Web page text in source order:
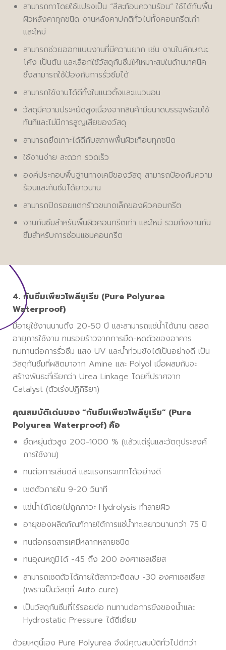
สามารถทาโดยใช้แปรงเป็น “สีสะท้อนความร้อน” ใช้ได้กับพื้น
ผิวหลังคาทุกชนิด งานหลังคาปกติทั่วไปทั้งคอนกรีตเก่า
และใหม่
สามารถช่วยออกแบบงานที่มีความยาก เช่น งานในลักษณะ
โค้ง เป็นต้น และเลือกใช้วัสดุกันซึมให้เหมาะสมในด้านเทคนิค
ซึ่งสามารถใช้ป้องกันการรั่วซึมได้
สามารถใช้งานได้ดีทั้งในแนวตั้งและแนวนอน
วัสดุมีความประหยัดสูงเนื่องจากสินค้ามีขนาดบรรจุพร้อมใช้
ทันทีและไม่มีการสูญเสียของวัสดุ
สามารถยึดเกาะได้ดีกับสภาพพื้นผิวเกือบทุกชนิด
ใช้งานง่าย สะดวก รวดเร็ว
องค์ประกอบพื้นฐานทางเคมีของวัสดุ สามารถป้องกันความ
ร้อนและกันซึมได้ยาวนาน
สามารถปิดรอยแตกร้าวขนาดเล็กของผิวคอนกรีต
งานกันซึมสําหรับพื้นผิวคอนกรีตเก่า และใหม่ รวมถึงงานกัน
ซึมสำหรับการซ่อมแซมคอนกรีต
4. กันซึมเพียวโพลียูเรีย (Pure Polyurea
Waterproof)
มีอายุใช้งานนานถึง 20-50 ปี และสามารถแช่น้ำได้นาน ตลอด
อายุการใช้งาน ทนรอยร้าวจากการยืด-หดตัวของอาคาร
ทนทานต่อการรั่วซึม แสง UV และน้ำท่วมขังได้เป็นอย่างดี เป็น
วัสดุกันซึมที่ผลิตมาจาก Amine และ Polyol เมื่อผสมกันจะ
สร้างพันธะที่เรียกว่า Urea Linkage โดยที่ปราศจาก
Catalyst (ตัวเร่งปฎิกิริยา)
คุณสมบัติเด่นของ “กันซึมเพียวโพลียูเรีย” (Pure
Polyurea Waterproof) คือ
ยืดหยุ่นตัวสูง 200-1000 % (แล้วแต่รุ่นและวัตถุประสงค์
การใช้งาน)
ทนต่อการเสียดสี และแรงกระแทกได้อย่างดี
เซตตัวภายใน 9-20 วินาที
แช่น้ำได้โดยไม่ถูกภาวะ Hydrolysis ทำลายผิว
อายุของผลิตภัณฑ์ภายใต้การแช่น้ำทะเลยาวนานกว่า 75 ปี
ทนต่อกรดสารเคมีหลากหลายชนิด
ทนอุณหภูมิได้ -45 ถึง 200 องศาเซลเซียส
สามารถเซตตัวได้ภายใต้สภาวะติดลบ -30 องศาเซลเซียส
(เพราะเป็นวัสดุที่ Auto cure)
เป็นวัสดุกันซึมที่ไร้รอยต่อ ทนทานต่อการขังของน้ำและ
Hydrostatic Pressure ได้ดีเยี่ยม
ด้วยเหตุนี้เอง Pure Polyurea จึงมีคุณสมบัติทั่วไปดีกว่า